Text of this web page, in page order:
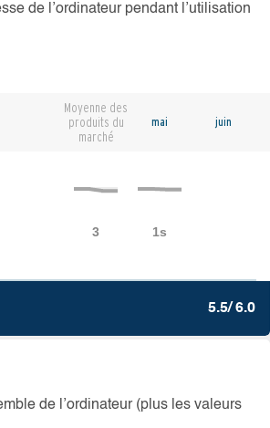
de l’ordinateur pendant l’utilisation
Moyenne des
produits du
marché
mai juin
5.5/ 6.0
de l’ordinateur (plus les valeurs